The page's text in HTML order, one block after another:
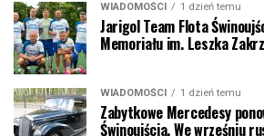
WIADOMOŚCI 1 dzień temu
Jarigol Team Flota
Memoriału im. Leszka
WIADOMOŚCI 1 dzień temu
Zabytkowe Mercedesy
Świnoujścia. We wrześniu